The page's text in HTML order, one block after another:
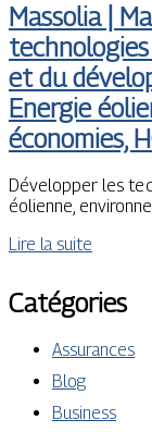
Massolia |
et du
Energie
économies,
Développer les
éolienne,
Lire la suite
Catégories
Assurances
Blog
Business